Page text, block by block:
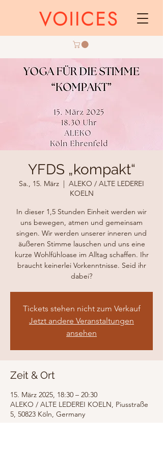
YFDS „kompakt“
Sa., 15. März
  |
ALEKO / ALTE LEDEREI
KOELN
In dieser 1,5 Stunden Einheit werden wir
uns bewegen, atmen und gemeinsam
singen. Wir werden unserer inneren und
äußeren Stimme lauschen und uns eine
kurze Wohlfühloase im Alltag schaffen. Ihr
braucht keinerlei Vorkenntnisse. Seid ihr
dabei?
Tickets stehen nicht zum Verkauf
Jetzt andere Veranstaltungen
ansehen
Zeit & Ort
15. März 2025, 18:30 – 20:30
ALEKO / ALTE LEDEREI KOELN, Piusstraße
5, 50823 Köln, Germany